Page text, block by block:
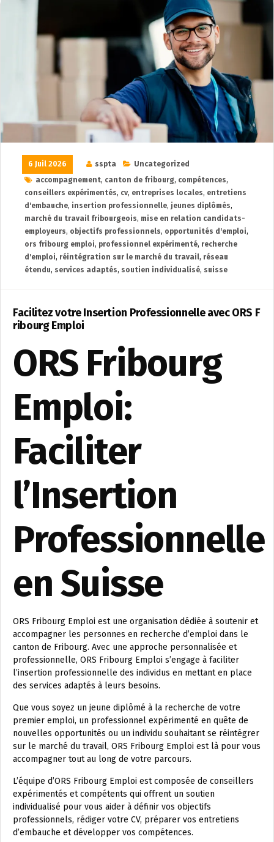
6 Juil 2026 sspta
Uncategorized
accompagnement, canton de fribourg, compétences,
conseillers expérimentés, cv, entreprises locales, entretiens
d'embauche, insertion professionnelle, jeunes diplômés,
marché du travail fribourgeois, mise en relation candidats-
employeurs, objectifs professionnels, opportunités d'emploi,
ors fribourg emploi, professionnel expérimenté, recherche
d'emploi, réintégration sur le marché du travail, réseau
étendu, services adaptés, soutien individualisé, suisse
Facilitez votre Insertion Professionnelle avec ORS F
ribourg Emploi
ORS Fribourg
Emploi:
Faciliter
l’Insertion
Professionnelle
en Suisse
ORS Fribourg Emploi est une organisation dédiée à soutenir et
accompagner les personnes en recherche d’emploi dans le
canton de Fribourg. Avec une approche personnalisée et
professionnelle, ORS Fribourg Emploi s’engage à faciliter
l’insertion professionnelle des individus en mettant en place
des services adaptés à leurs besoins.
Que vous soyez un jeune diplômé à la recherche de votre
premier emploi, un professionnel expérimenté en quête de
nouvelles opportunités ou un individu souhaitant se réintégrer
sur le marché du travail, ORS Fribourg Emploi est là pour vous
accompagner tout au long de votre parcours.
L’équipe d’ORS Fribourg Emploi est composée de conseillers
expérimentés et compétents qui offrent un soutien
individualisé pour vous aider à définir vos objectifs
professionnels, rédiger votre CV, préparer vos entretiens
d’embauche et développer vos compétences.